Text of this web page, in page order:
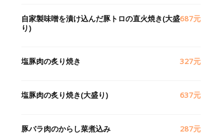
自家製味噌を漬け込んだ豚トロの直火焼き(大盛
り)
687元
塩豚肉の炙り焼き 327元
塩豚肉の炙り焼き(大盛り) 637元
豚バラ肉のからし菜煮込み 287元